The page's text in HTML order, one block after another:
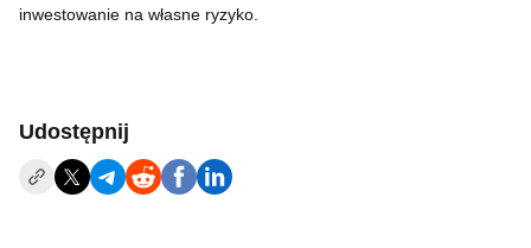
inwestowanie na własne ryzyko.
Udostępnij